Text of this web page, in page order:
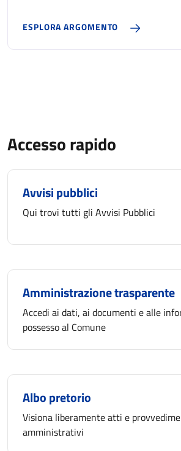
ESPLORA ARGOMENTO
Accesso rapido
Avvisi pubblici
Qui trovi tutti gli Avvisi Pubblici
Amministrazione trasparente
Accedi ai dati, ai documenti e alle
possesso al Comune
Albo pretorio
Visiona liberamente atti e
amministrativi